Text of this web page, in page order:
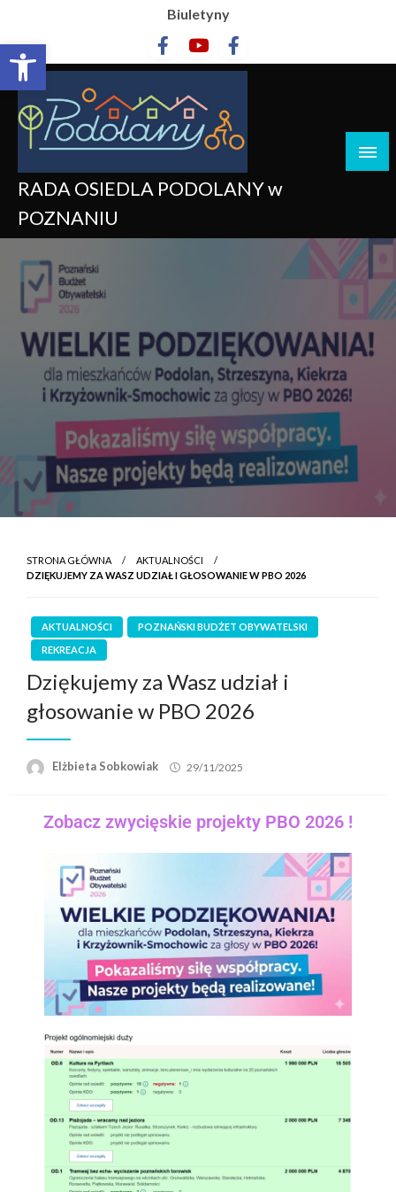
Otwórz pasek narzędzi
Biuletyny
RADA OSIEDLA PODOLANY w
POZNANIU
STRONA GŁÓWNA
AKTUALNOŚCI
DZIĘKUJEMY ZA WASZ UDZIAŁ I GŁOSOWANIE W PBO 2026
AKTUALNOŚCI
POZNAŃSKI BUDŻET OBYWATELSKI
REKREACJA
Dziękujemy za Wasz udział i
głosowanie w PBO 2026
Elżbieta Sobkowiak 29/11/2025
Zobacz zwycięskie projekty PBO 2026 !